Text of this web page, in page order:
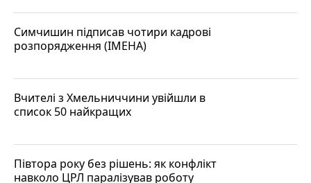
Симчишин підписав чотири кадрові
розпорядження (ІМЕНА)
Вчителі з Хмельниччини увійшли в
список 50 найкращих
Півтора року без рішень: як конфлікт
навколо ЦРЛ паралізував роботу